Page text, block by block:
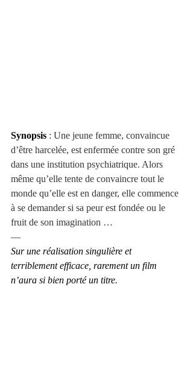
Synopsis : Une jeune femme, convaincue
d’être harcelée, est enfermée contre son gré
dans une institution psychiatrique. Alors
même qu’elle tente de convaincre tout le
monde qu’elle est en danger, elle commence
à se demander si sa peur est fondée ou le
fruit de son imagination …
—
Sur une réalisation singulière et
terriblement efficace, rarement un film
n’aura si bien porté un titre.